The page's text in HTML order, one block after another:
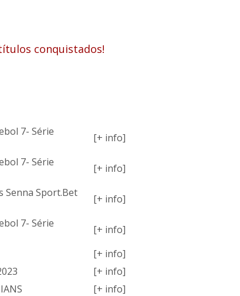
conquistados!
7- Série
[+ info]
7- Série
[+ info]
Senna Sport.Bet
[+ info]
7- Série
[+ info]
[+ info]
[+ info]
[+ info]